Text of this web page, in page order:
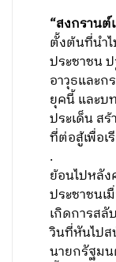
“สงกรานต์
ตั้งต้นที่นำ
ประชาชน
อาวุธและก
ยุคนี้ และบ
ประเด็น ส
ที่ต่อสู้เพื่อเ
.
ย้อนไปหลั
ประชาชนเ
เกิดการสลั
วินที่หันไปส
นายกรัฐม